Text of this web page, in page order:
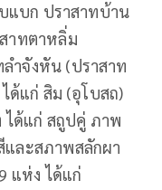
แบก ปราสาทบ้าน
าทตาหลิ่ม
ำจังหัน (ปราสาท
ด้แก่ สิม (อุโบสถ)
ได้แก่ สถูปคู่ ภาพ
ละสภาพสลักผา
แห่ง ได้แก่